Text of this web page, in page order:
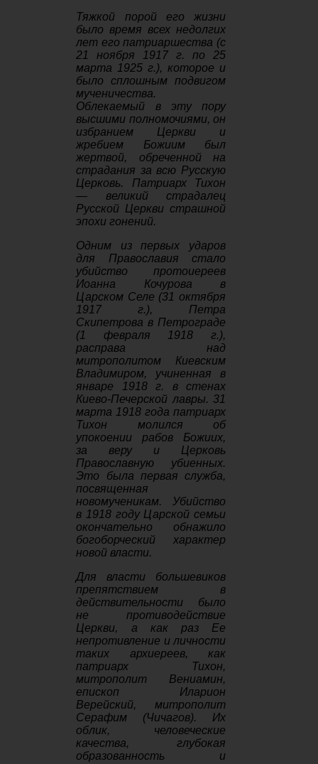
Тяжкой порой его жизни
было время всех недолгих
лет его патриаршества (с
21 ноября 1917 г. по 25
марта 1925 г.), которое и
было сплошным подвигом
мученичества.
Облекаемый в эту пору
высшими полномочиями, он
избранием Церкви и
жребием Божиим был
жертвой, обреченной на
страдания за всю Русскую
Церковь. Патриарх Тихон
— великий страдалец
Русской Церкви страшной
эпохи гонений.
Одним из первых ударов
для Православия стало
убийство протоиереев
Иоанна Кочурова в
Царском Селе (31 октября
1917 г.), Петра
Скипетрова в Петрограде
(1 февраля 1918 г.),
расправа над
митрополитом Киевским
Владимиром, учиненная в
январе 1918 г. в стенах
Киево-Печерской лавры. 31
марта 1918 года патриарх
Тихон молился об
упокоении рабов Божиих,
за веру и Церковь
Православную убиенных.
Это была первая служба,
посвященная
новомученикам. Убийство
в 1918 году Царской семьи
окончательно обнажило
богоборческий характер
новой власти.
Для власти большевиков
препятствием в
действительности было
не противодействие
Церкви, а как раз Ее
непротивление и личности
таких архиереев, как
патриарх Тихон,
митрополит Вениамин,
епископ Иларион
Верейский, митрополит
Серафим (Чичагов). Их
облик, человеческие
качества, глубокая
образованность и